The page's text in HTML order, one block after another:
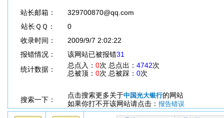
站长邮箱：
329700870@qq.com
站长ＱＱ：
0
收录时间：
2009/9/7 2:02:22
报错情况：
该网站已被报错31
统计数据：
总点入： 0次 总点出： 4742次
总被顶： 0次 总被踩： 0次
搜索一下：
点击搜索更多关于中国光大银行的网站
如果你打不开该网站请点击： 报告错误